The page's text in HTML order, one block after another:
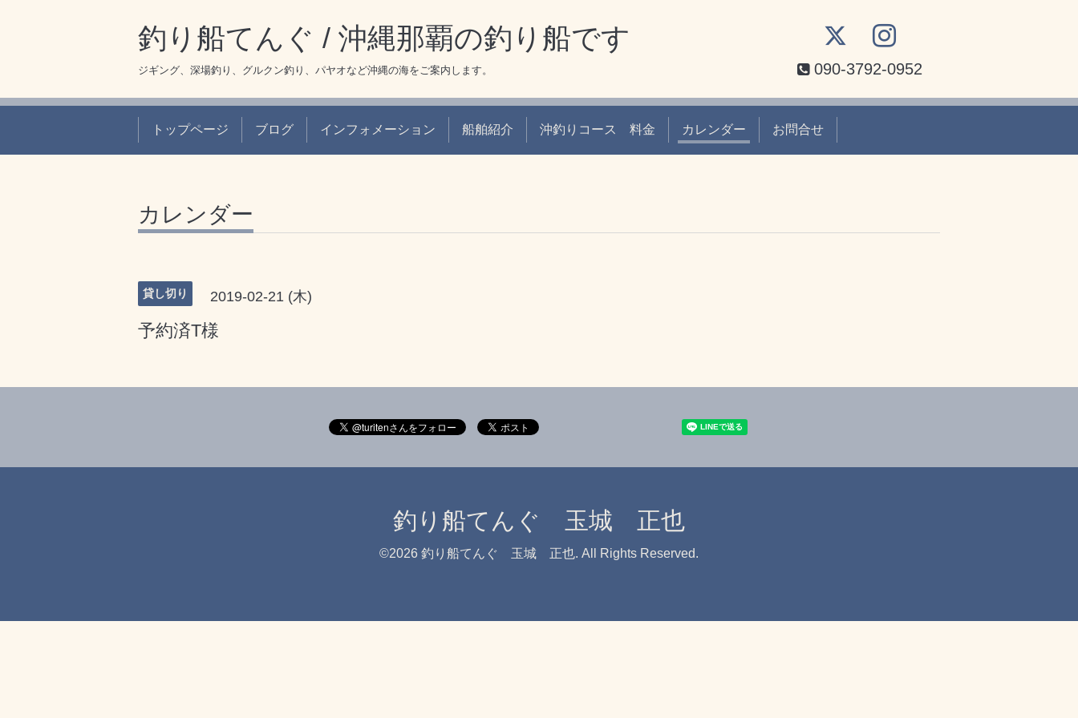
釣り船てんぐ / 沖縄那覇の釣り船です
ジギング、深場釣り、グルクン釣り、パヤオなど沖縄の海をご案内します。 090-3792-0952
トップページ ブログ インフォメーション 船舶紹介 沖釣りコース 料金 カレンダー お問合せ
カレンダー
貸し切り 2019-02-21 (木)
予約済T様
釣り船てんぐ 玉城 正也
©2026 釣り船てんぐ 玉城 正也. All Rights Reserved.